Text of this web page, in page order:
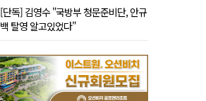
[단독] 김영수 "국방부 청문준비단, 안규
백 탈영 알고있었다"